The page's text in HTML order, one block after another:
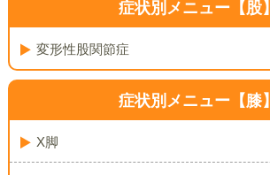
症状別メニュー【股】
変形性股関節症
症状別メニュー【膝】
X脚